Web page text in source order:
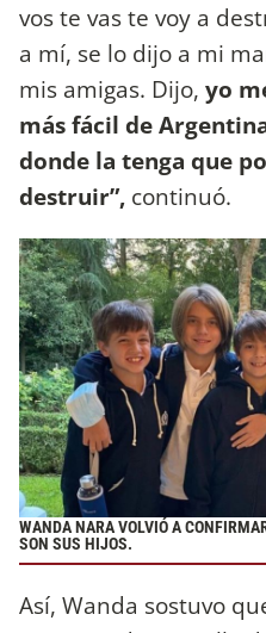
vos te vas te voy a
a mí, se lo dijo a mi
mis amigas. Dijo, yo
más fácil de
donde la tenga que
destruir”, continuó.
WANDA NARA VOLVIÓ A
SON SUS HIJOS.
Así, Wanda sostuvo